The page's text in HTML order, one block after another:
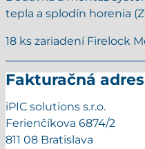
tepla a splodín horenia
18 ks zariadení Firelock
Fakturačná
iPIC solutions s.r.o.
Ferienčíkova 6874/2
811 08 Bratislava